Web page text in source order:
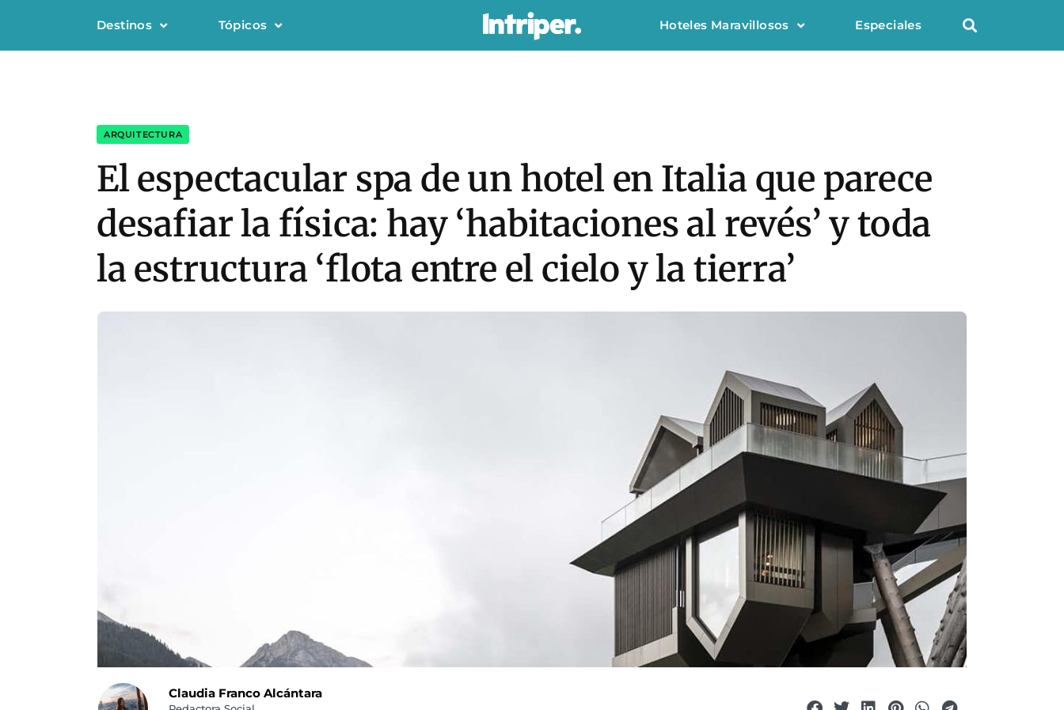
Destinos Tópicos Hoteles Maravillosos Especiales
ARQUITECTURA
El espectacular spa de un hotel en Italia que parece
desafiar la física: hay ‘habitaciones al revés’ y toda
la estructura ‘flota entre el cielo y la tierra’
Claudia Franco Alcántara